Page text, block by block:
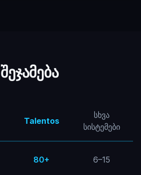
შეჯამება
Talentos
სხვა
სისტემები
80+ 6–15